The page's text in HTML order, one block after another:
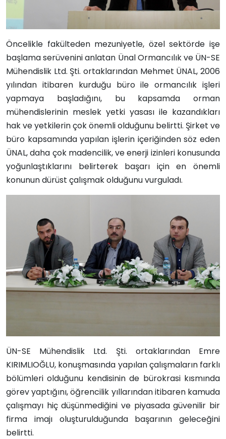
Öncelikle fakülteden mezuniyetle, özel sektörde işe
başlama serüvenini anlatan Ünal Ormancılık ve ÜN-SE
Mühendislik Ltd. Şti. ortaklarından Mehmet ÜNAL, 2006
yılından itibaren kurduğu büro ile ormancılık işleri
yapmaya başladığını, bu kapsamda orman
mühendislerinin meslek yetki yasası ile kazandıkları
hak ve yetkilerin çok önemli olduğunu belirtti. Şirket ve
büro kapsamında yapılan işlerin içeriğinden söz eden
ÜNAL, daha çok madencilik, ve enerji izinleri konusunda
yoğunlaştıklarını belirterek başarı için en önemli
konunun dürüst çalışmak olduğunu vurguladı.
ÜN-SE Mühendislik Ltd. Şti. ortaklarından Emre
KIRIMLIOĞLU, konuşmasında yapılan çalışmaların farklı
bölümleri olduğunu kendisinin de bürokrasi kısmında
görev yaptığını, öğrencilik yıllarından itibaren kamuda
çalışmayı hiç düşünmediğini ve piyasada güvenilir bir
firma imajı oluşturulduğunda başarının geleceğini
belirtti.